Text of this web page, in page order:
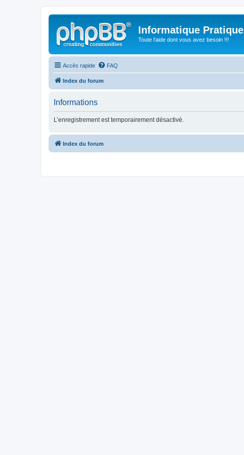
Informatique Pratique
Toute l'aide dont vous avez besoin !!!
Accès rapide FAQ
Index du forum
Informations
L’enregistrement est temporairement désactivé.
Index du forum